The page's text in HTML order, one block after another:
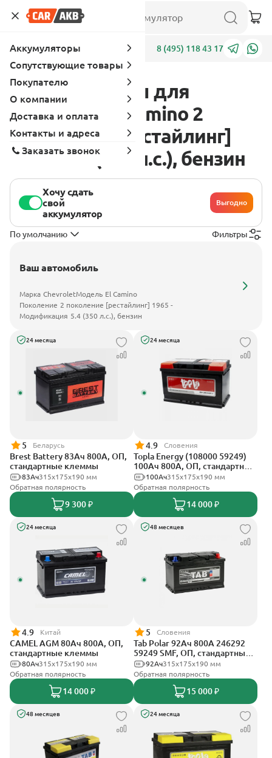
Адреса 8 (495) 118 43 17
Аккумуляторы для
Chevrolet El Camino 2
поколение [рестайлинг]
1965 - 5.4 (350 л.с.), бензин
Хочу сдать
свой
аккумулятор
Выгодно
По умолчанию Фильтры
Ваш автомобиль
Марка ChevroletМодель El Camino
Поколение 2 поколение [рестайлинг] 1965 -
Модификация 5.4 (350 л.с.), бензин
24 месяца
5 Беларусь
Brest Battery 83Ач 800А, ОП,
стандартные клеммы
315x175x190 мм
83Ач
Обратная полярность
9 300 ₽
24 месяца
4.9 Словения
Topla Energy (108000 59249)
100Ач 800А, ОП, стандартные
клеммы315x175x190 мм
100Ач
Обратная полярность
14 000 ₽
24 месяца
4.9 Китай
CAMEL AGM 80Ач 800А, ОП,
стандартные клеммы
315x175x190 мм
80Ач
Обратная полярность
14 000 ₽
48 месяцев
5 Словения
Tab Polar 92Ач 800А 246292
59249 SMF, ОП, стандартные
клеммы315x175x190 мм
92Ач
Обратная полярность
15 000 ₽
48 месяцев 24 месяца
Аккумуляторы
Сопутствующие товары
Покупателю
О компании
Доставка и оплата
Контакты и адреса
Заказать звонок